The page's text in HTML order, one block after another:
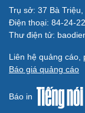
Trụ sở: 37 Bà
Điện thoại: 84-24-
Thư điện tử:
Liên hệ quảng cáo,
Báo giá quảng cáo
Báo in